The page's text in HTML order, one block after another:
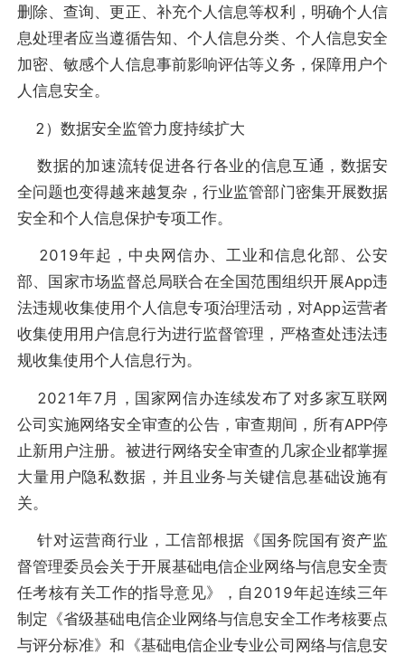
删除、查询、更正、补充个人信息等权利，明确个人信
息处理者应当遵循告知、个人信息分类、个人信息安全
加密、敏感个人信息事前影响评估等义务，保障用户个
人信息安全。
2）数据安全监管力度持续扩大
数据的加速流转促进各行各业的信息互通，数据安
全问题也变得越来越复杂，行业监管部门密集开展数据
安全和个人信息保护专项工作。
2019年起，中央网信办、工业和信息化部、公安
部、国家市场监督总局联合在全国范围组织开展App违
法违规收集使用个人信息专项治理活动，对App运营者
收集使用用户信息行为进行监督管理，严格查处违法违
规收集使用个人信息行为。
2021年7月，国家网信办连续发布了对多家互联网
公司实施网络安全审查的公告，审查期间，所有APP停
止新用户注册。被进行网络安全审查的几家企业都掌握
大量用户隐私数据，并且业务与关键信息基础设施有
关。
针对运营商行业，工信部根据《国务院国有资产监
督管理委员会关于开展基础电信企业网络与信息安全责
任考核有关工作的指导意见》，自2019年起连续三年
制定《省级基础电信企业网络与信息安全工作考核要点
与评分标准》和《基础电信企业专业公司网络与信息安